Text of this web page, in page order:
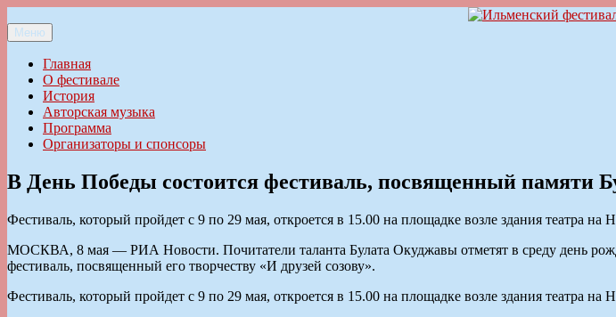
к
содержимому
Ильменский фестиваль авторской песни
Меню
Главная
О фестивале
История
Авторская музыка
Программа
Организаторы и спонсоры
В День Победы состоится фестиваль, посвященный памяти
Фестиваль, который пройдет с 9 по 29 мая, откроется в 15.00 на площадке возле здания театра
МОСКВА, 8 мая — РИА Новости. Почитатели таланта Булата Окуджавы отметят в среду день
фестиваль, посвященный его творчеству «И друзей созову».
Фестиваль, который пройдет с 9 по 29 мая, откроется в 15.00 на площадке возле здания театра